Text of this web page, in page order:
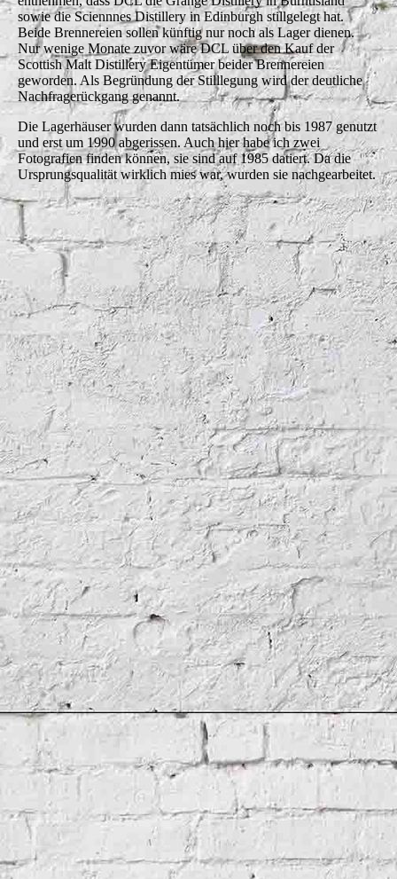
sowie die Sciennnes Distillery in Edinburgh stillgelegt hat.
Beide Brennereien sollen künftig nur noch als Lager dienen.
Nur wenige Monate zuvor wäre DCL über den Kauf der
Scottish Malt Distillery Eigentümer beider Brennereien
geworden. Als Begründung der Stilllegung wird der deutliche
Nachfragerückgang genannt.
Die Lagerhäuser wurden dann tatsächlich noch bis 1987 genutzt
und erst um 1990 abgerissen. Auch hier habe ich zwei
Fotografien finden können, sie sind auf 1985 datiert. Da die
Ursprungsqualität wirklich mies war, wurden sie nachgearbeitet.